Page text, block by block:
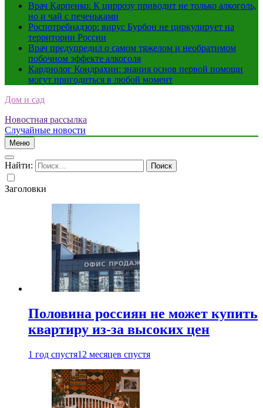
Врач Карпенко: К циррозу приводит не только алкоголь,
но и чай с печеньками
Роспотребнадзор: вирус Бурбон не циркулирует на
территории России
Врач предупредил о самом тяжелом и необратимом
побочном эффекте алкоголя
Кардиолог Кондрахин: знания основ первой помощи
могут пригодиться в любой момент
Дом и сад
Новостная рассылка
Случайные новости
Меню
Найти:
Заголовки
Половина россиян не может купить
квартиру из-за высоких цен
1 год спустя12 месяцев спустя